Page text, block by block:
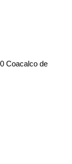
Coacalco de